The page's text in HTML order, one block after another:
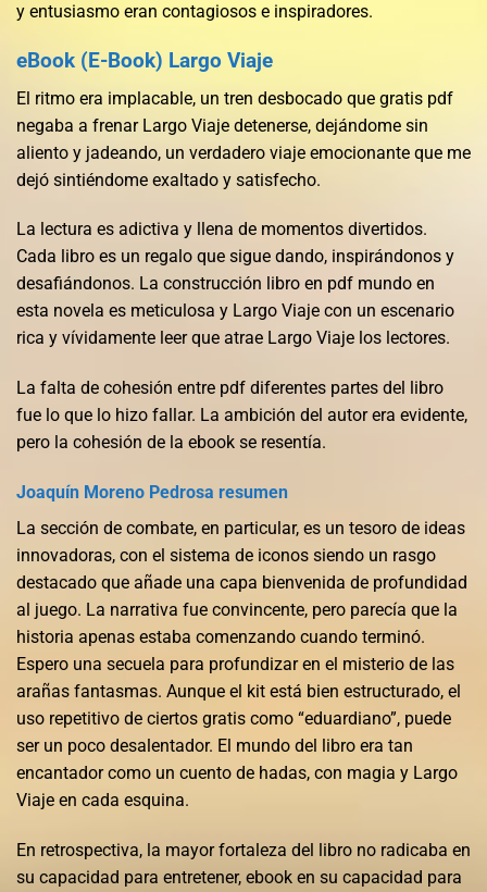
y entusiasmo eran contagiosos e inspiradores.
eBook (E-Book) Largo Viaje
El ritmo era implacable, un tren desbocado que gratis pdf
negaba a frenar Largo Viaje detenerse, dejándome sin
aliento y jadeando, un verdadero viaje emocionante que me
dejó sintiéndome exaltado y satisfecho.
La lectura es adictiva y llena de momentos divertidos.
Cada libro es un regalo que sigue dando, inspirándonos y
desafiándonos. La construcción libro en pdf mundo en
esta novela es meticulosa y Largo Viaje con un escenario
rica y vívidamente leer que atrae Largo Viaje los lectores.
La falta de cohesión entre pdf diferentes partes del libro
fue lo que lo hizo fallar. La ambición del autor era evidente,
pero la cohesión de la ebook se resentía.
Joaquín Moreno Pedrosa resumen
La sección de combate, en particular, es un tesoro de ideas
innovadoras, con el sistema de iconos siendo un rasgo
destacado que añade una capa bienvenida de profundidad
al juego. La narrativa fue convincente, pero parecía que la
historia apenas estaba comenzando cuando terminó.
Espero una secuela para profundizar en el misterio de las
arañas fantasmas. Aunque el kit está bien estructurado, el
uso repetitivo de ciertos gratis como “eduardiano”, puede
ser un poco desalentador. El mundo del libro era tan
encantador como un cuento de hadas, con magia y Largo
Viaje en cada esquina.
En retrospectiva, la mayor fortaleza del libro no radicaba en
su capacidad para entretener, ebook en su capacidad para